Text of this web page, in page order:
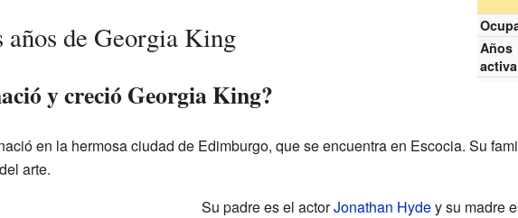
Años
activa
años de Georgia King
y creció Georgia King?
en la hermosa ciudad de Edimburgo, que se encuentra en Escocia. Su
arte.
Su padre es el actorJonathan Hydey su madre